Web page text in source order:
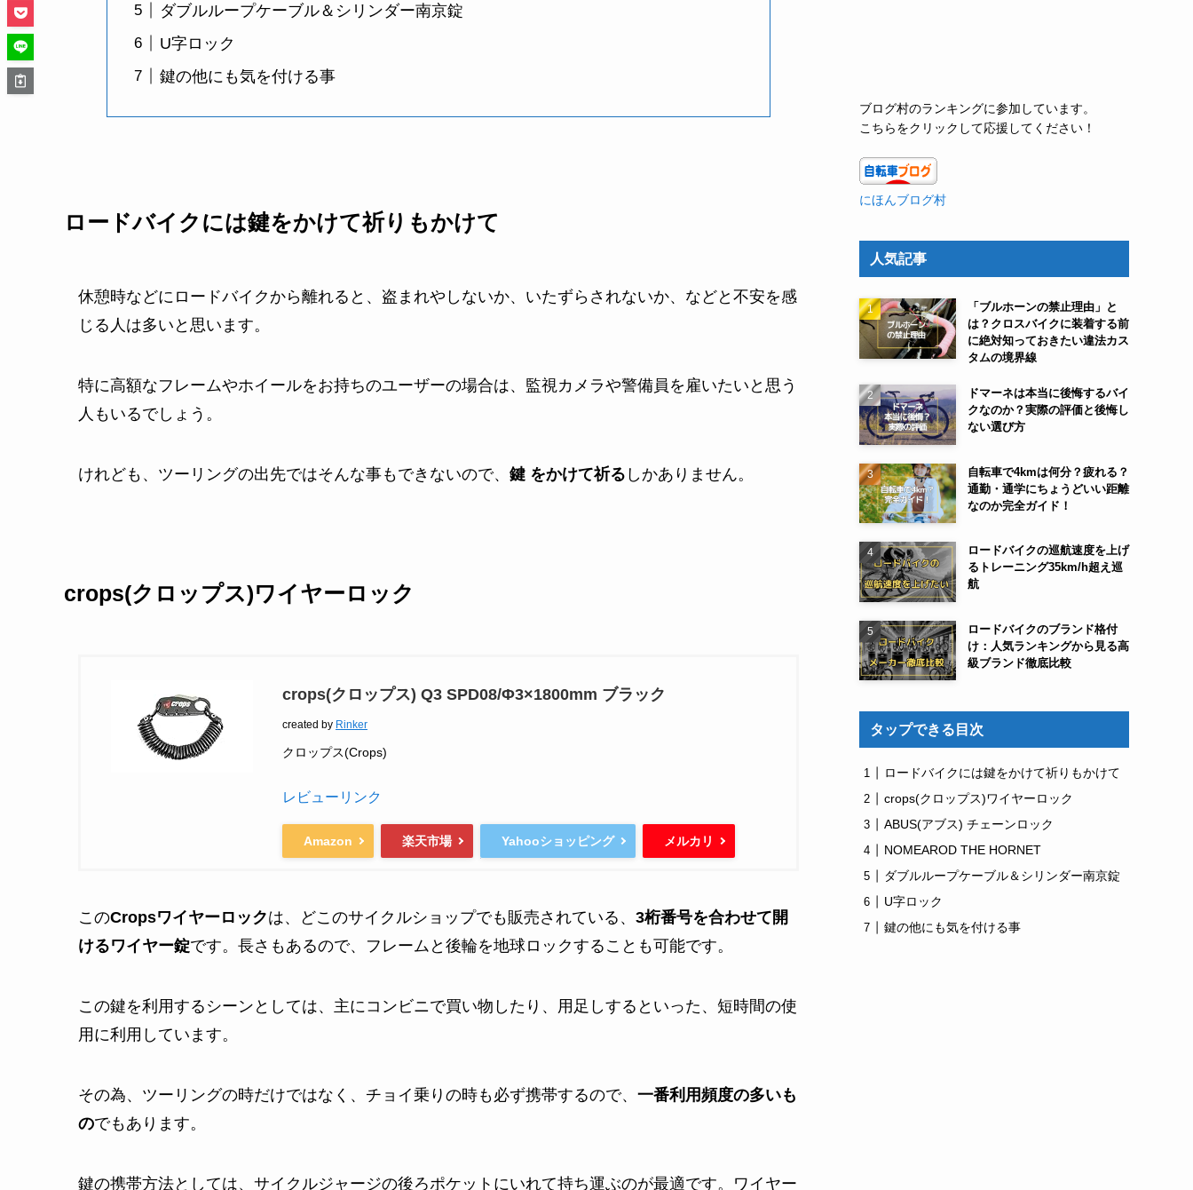
ダブルループケーブル＆シリンダー南京錠
U字ロック
鍵の他にも気を付ける事
ロードバイクには鍵をかけて祈りもかけて
休憩時などにロードバイクから離れると、盗まれやしないか、いたずらされないか、などと不安を感
じる人は多いと思います。
特に高額なフレームやホイールをお持ちのユーザーの場合は、監視カメラや警備員を雇いたいと思う
人もいるでしょう。
けれども、ツーリングの出先ではそんな事もできないので、 鍵 をかけて祈る しかありません。
crops(クロップス)ワイヤーロック
crops(クロップス) Q3 SPD08/Φ3×1800mm ブラック
created by Rinker
クロップス(Crops)
レビューリンク
Amazon 楽天市場 Yahooショッピング メルカリ
このCropsワイヤーロックは、どこのサイクルショップでも販売されている、 3桁番号を合わせて開
けるワイヤー錠です。長さもあるので、フレームと後輪を地球ロックすることも可能です。
この鍵を利用するシーンとしては、主にコンビニで買い物したり、用足しするといった、短時間の使
用に利用しています。
その為、ツーリングの時だけではなく、チョイ乗りの時も必ず携帯するので、 一番利用頻度の多いも
のでもあります。
鍵の携帯方法としては、サイクルジャージの後ろポケットにいれて持ち運ぶのが最適です。ワイヤー
ブログ村のランキングに参加しています。
こちらをクリックして応援してください！
にほんブログ村
人気記事
「ブルホーンの禁止理由」と
は？クロスバイクに装着する前
に絶対知っておきたい違法カス
タムの境界線
ドマーネは本当に後悔するバイ
クなのか？実際の評価と後悔し
ない選び方
自転車で4kmは何分？疲れる？
通勤・通学にちょうどいい距離
なのか完全ガイド！
ロードバイクの巡航速度を上げ
るトレーニング35km/h超え巡
航
ロードバイクのブランド格付
け：人気ランキングから見る高
級ブランド徹底比較
タップできる目次
ロードバイクには鍵をかけて祈りもかけて
crops(クロップス)ワイヤーロック
ABUS(アブス) チェーンロック
NOMEAROD THE HORNET
ダブルループケーブル＆シリンダー南京錠
U字ロック
鍵の他にも気を付ける事